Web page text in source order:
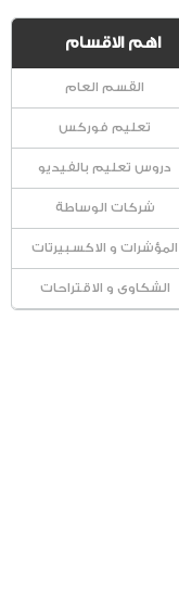
اهم الاقسام
القسم العام
تعليم فوركس
دروس تعليم بالفيديو
شركات الوساطة
المؤشرات و الاكسبيرتات
الشكاوى و الاقتراحات